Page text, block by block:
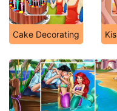
Cake Decorating